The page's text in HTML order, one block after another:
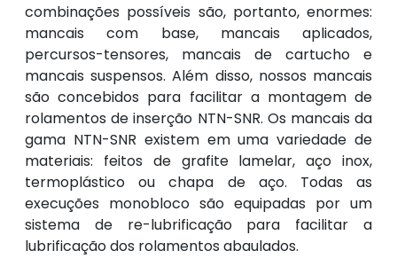
combinações possíveis são, portanto, enormes:
mancais com base, mancais aplicados,
percursos-tensores, mancais de cartucho e
mancais suspensos. Além disso, nossos mancais
são concebidos para facilitar a montagem de
rolamentos de inserção NTN-SNR. Os mancais da
gama NTN-SNR existem em uma variedade de
materiais: feitos de grafite lamelar, aço inox,
termoplástico ou chapa de aço. Todas as
execuções monobloco são equipadas por um
sistema de re-lubrificação para facilitar a
lubrificação dos rolamentos abaulados.